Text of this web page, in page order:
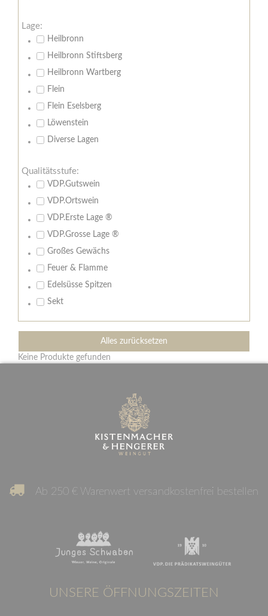
Lage:
Heilbronn
Heilbronn Stiftsberg
Heilbronn Wartberg
Flein
Flein Eselsberg
Löwenstein
Diverse Lagen
Qualitätsstufe:
VDP.Gutswein
VDP.Ortswein
VDP.Erste Lage ®
VDP.Grosse Lage ®
Großes Gewächs
Feuer & Flamme
Edelsüsse Spitzen
Sekt
Alles zurücksetzen
Keine Produkte gefunden
Ab 250 € Warenwert versandkostenfrei bestellen
UNSERE ÖFFNUNGSZEITEN